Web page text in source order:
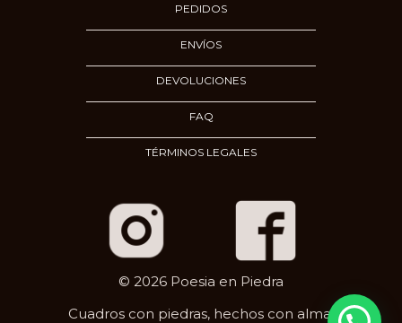
PEDIDOS
ENVÍOS
DEVOLUCIONES
FAQ
TÉRMINOS LEGALES
© 2026 Poesia en Piedra
Cuadros con piedras, hechos con alma.